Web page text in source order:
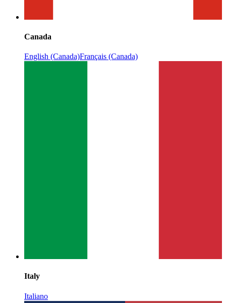
Canada
English (Canada)Français (Canada)
Italy
Italiano